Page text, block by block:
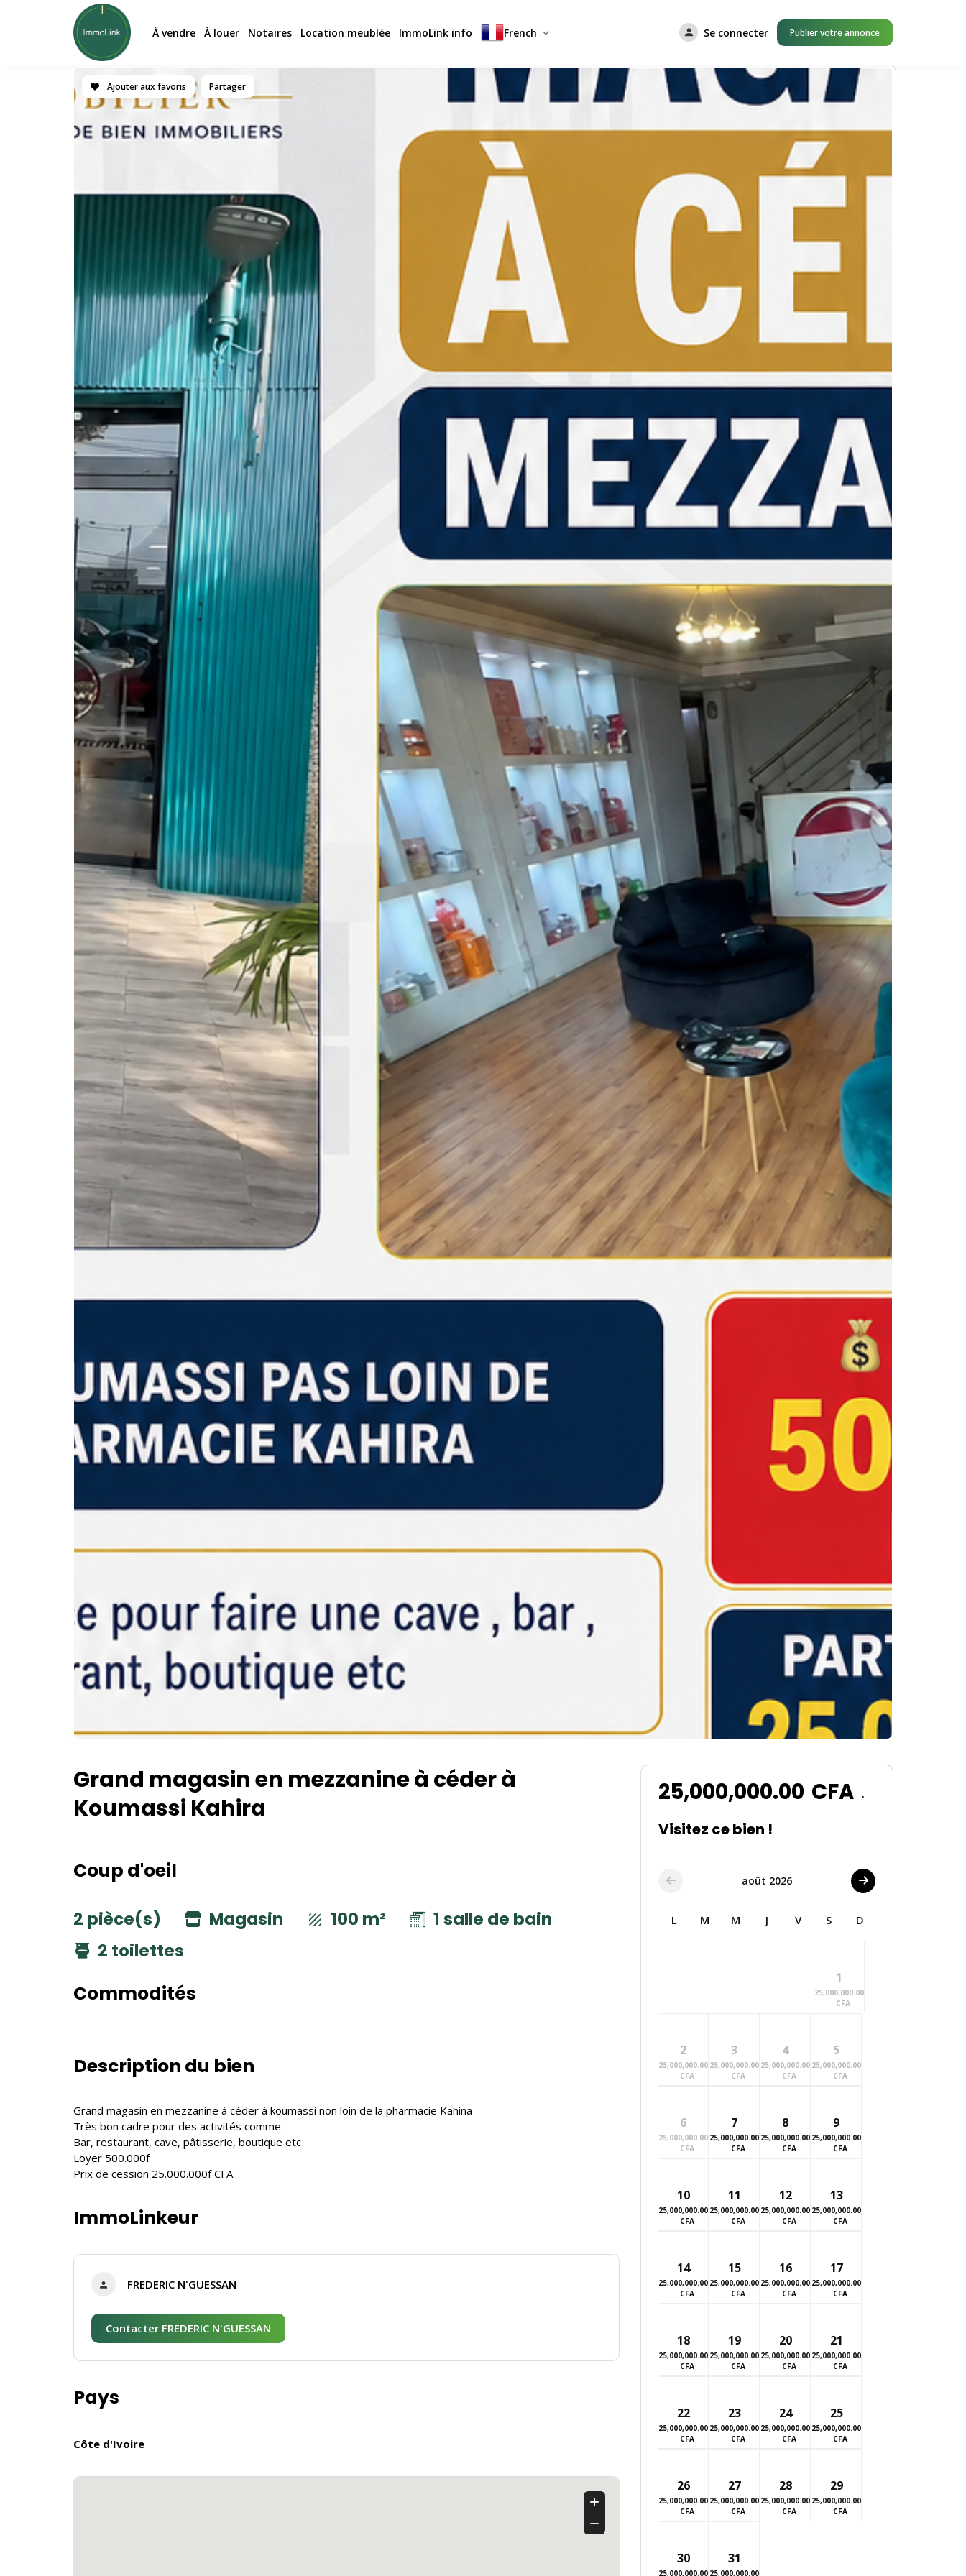
À vendre À louer Notaires Location meublée ImmoLink info French Se connecter Publier votre annonce
Ajouter aux favoris Partager
Grand magasin en mezzanine à céder à
Koumassi Kahira
Coup d'oeil
2 pièce(s) Magasin 100 m²
1 salle de bain
2 toilettes
Commodités
Description du bien
Grand magasin en mezzanine à céder à koumassi non loin de la pharmacie Kahina
Très bon cadre pour des activités comme :
Bar, restaurant, cave, pâtisserie, boutique etc
Loyer 500.000f
Prix de cession 25.000.000f CFA
ImmoLinkeur
FREDERIC N'GUESSAN
Contacter FREDERIC N'GUESSAN
Pays
Côte d'Ivoire
25,000,000.00 CFA .
Visitez ce bien !
août 2026
L M M J V S D
1
25,000,000.00
CFA
2
25,000,000.00
CFA
3
25,000,000.00
CFA
4
25,000,000.00
CFA
5
25,000,000.00
CFA
6
25,000,000.00
CFA
7
25,000,000.00
CFA
8
25,000,000.00
CFA
9
25,000,000.00
CFA
10
25,000,000.00
CFA
11
25,000,000.00
CFA
12
25,000,000.00
CFA
13
25,000,000.00
CFA
14
25,000,000.00
CFA
15
25,000,000.00
CFA
16
25,000,000.00
CFA
17
25,000,000.00
CFA
18
25,000,000.00
CFA
19
25,000,000.00
CFA
20
25,000,000.00
CFA
21
25,000,000.00
CFA
22
25,000,000.00
CFA
23
25,000,000.00
CFA
24
25,000,000.00
CFA
25
25,000,000.00
CFA
26
25,000,000.00
CFA
27
25,000,000.00
CFA
28
25,000,000.00
CFA
29
25,000,000.00
CFA
30
25,000,000.00
31
25,000,000.00